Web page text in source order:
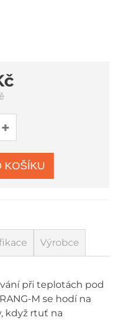
KOŠÍKU
Výrobce
při teplotách pod
M se hodí na
když rtuť na